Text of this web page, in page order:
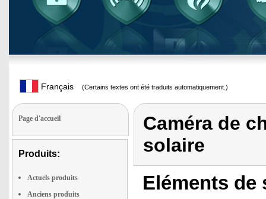
Français (Certains textes ont été traduits automatiquement.)
Page d'accueil
Produits:
Actuels produits
Anciens produits
Caméra de
solaire
Eléments